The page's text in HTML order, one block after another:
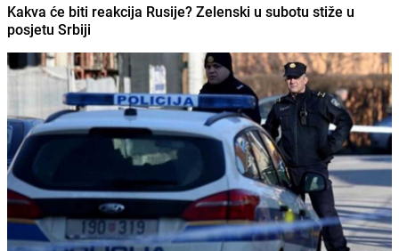
Kakva će biti reakcija Rusije? Zelenski u subotu stiže u
posjetu Srbiji